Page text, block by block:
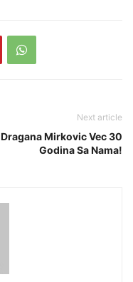
Next article
Dragana Mirkovic Vec 30
Godina Sa Nama!